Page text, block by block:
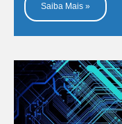
Saiba Mais »